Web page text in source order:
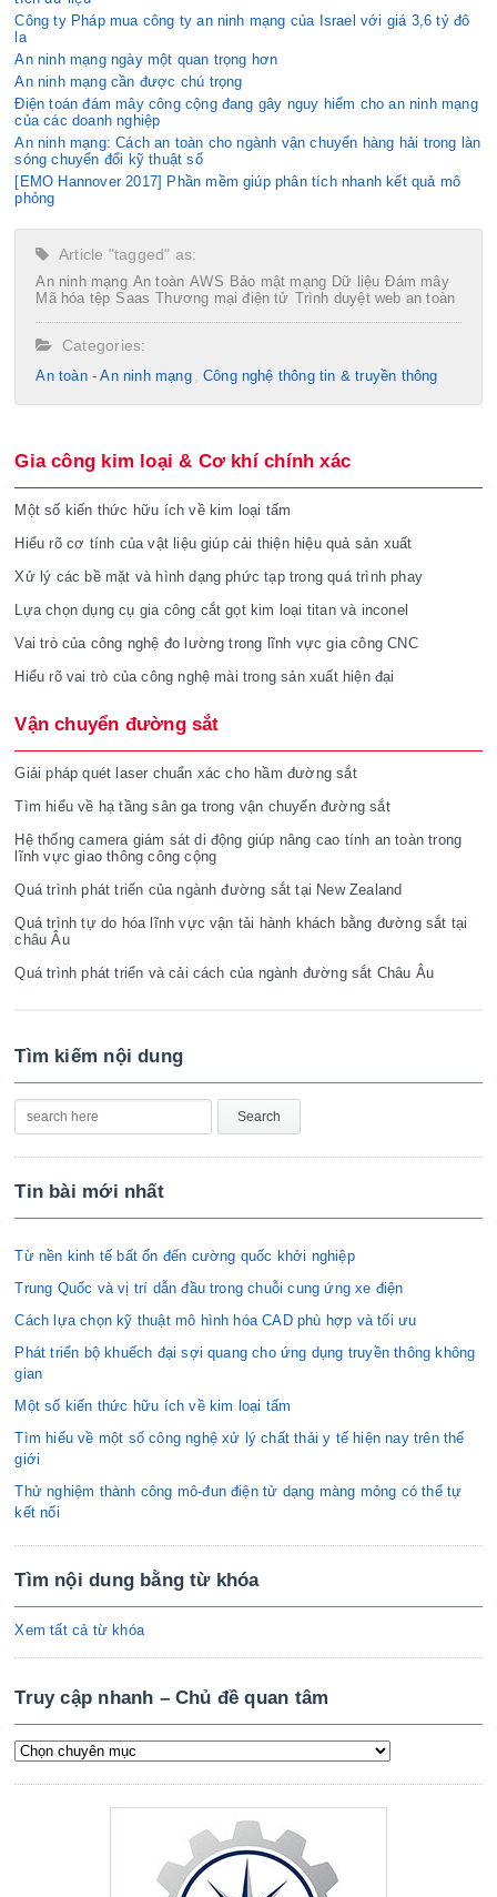
Công ty Pháp mua công ty an ninh mạng của Israel với giá 3,6 tỷ đô
la
An ninh mạng ngày một quan trọng hơn
An ninh mạng cần được chú trọng
Điện toán đám mây công cộng đang gây nguy hiểm cho an ninh mạng
của các doanh nghiệp
An ninh mạng: Cách an toàn cho ngành vận chuyển hàng hải trong làn
sóng chuyển đổi kỹ thuật số
[EMO Hannover 2017] Phần mềm giúp phân tích nhanh kết quả mô
phỏng
Article "tagged" as:
An ninh mạng An toàn AWS Bảo mật mạng Dữ liệu Đám mây
Mã hóa tệp Saas Thương mại điện tử Trình duyệt web an toàn
Categories:
An toàn - An ninh mạng Công nghệ thông tin & truyền thông
Gia công kim loại & Cơ khí chính xác
Một số kiến thức hữu ích về kim loại tấm
Hiểu rõ cơ tính của vật liệu giúp cải thiện hiệu quả sản xuất
Xử lý các bề mặt và hình dạng phức tạp trong quá trình phay
Lựa chọn dụng cụ gia công cắt gọt kim loại titan và inconel
Vai trò của công nghệ đo lường trong lĩnh vực gia công CNC
Hiểu rõ vai trò của công nghệ mài trong sản xuất hiện đại
Vận chuyển đường sắt
Giải pháp quét laser chuẩn xác cho hầm đường sắt
Tìm hiểu về hạ tầng sân ga trong vận chuyển đường sắt
Hệ thống camera giám sát di động giúp nâng cao tính an toàn trong
lĩnh vực giao thông công cộng
Quá trình phát triển của ngành đường sắt tại New Zealand
Quá trình tự do hóa lĩnh vực vận tải hành khách bằng đường sắt tại
châu Âu
Quá trình phát triển và cải cách của ngành đường sắt Châu Âu
Tìm kiếm nội dung
Tin bài mới nhất
Từ nền kinh tế bất ổn đến cường quốc khởi nghiệp
Trung Quốc và vị trí dẫn đầu trong chuỗi cung ứng xe điện
Cách lựa chọn kỹ thuật mô hình hóa CAD phù hợp và tối ưu
Phát triển bộ khuếch đại sợi quang cho ứng dụng truyền thông không
gian
Một số kiến thức hữu ích về kim loại tấm
Tìm hiểu về một số công nghệ xử lý chất thải y tế hiện nay trên thế
giới
Thử nghiệm thành công mô-đun điện tử dạng màng mỏng có thể tự
kết nối
Tìm nội dung bằng từ khóa
Xem tất cả từ khóa
Truy cập nhanh – Chủ đề quan tâm